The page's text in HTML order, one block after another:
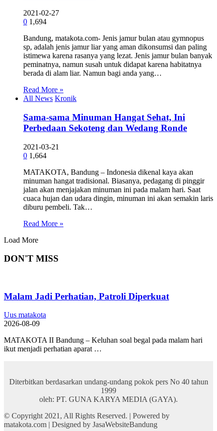
2021-02-27
0 1,694
Bandung, matakota.com- Jenis jamur bulan atau gymnopus
sp, adalah jenis jamur liar yang aman dikonsumsi dan paling
istimewa karena rasanya yang lezat. Jenis jamur bulan banyak
peminatnya, namun susah untuk didapat karena habitatnya
berada di alam liar. Namun bagi anda yang…
Read More »
All News Kronik
Sama-sama Minuman Hangat Sehat, Ini
Perbedaan Sekoteng dan Wedang Ronde
2021-03-21
0 1,664
MATAKOTA, Bandung – Indonesia dikenal kaya akan
minuman hangat tradisional. Biasanya, pedagang di pinggir
jalan akan menjajakan minuman ini pada malam hari. Saat
cuaca hujan dan udara dingin, minuman ini akan semakin laris
diburu pembeli. Tak…
Read More »
Load More
DON'T MISS
Malam Jadi Perhatian, Patroli Diperkuat
Uus matakota
2026-08-09
MATAKOTA II Bandung – Keluhan soal begal pada malam hari
ikut menjadi perhatian aparat …
Diterbitkan berdasarkan undang-undang pokok pers No 40 tahun
1999
oleh: PT. GUNA KARYA MEDIA (GAYA).
© Copyright 2021, All Rights Reserved. | Powered by
matakota.com | Designed by JasaWebsiteBandung